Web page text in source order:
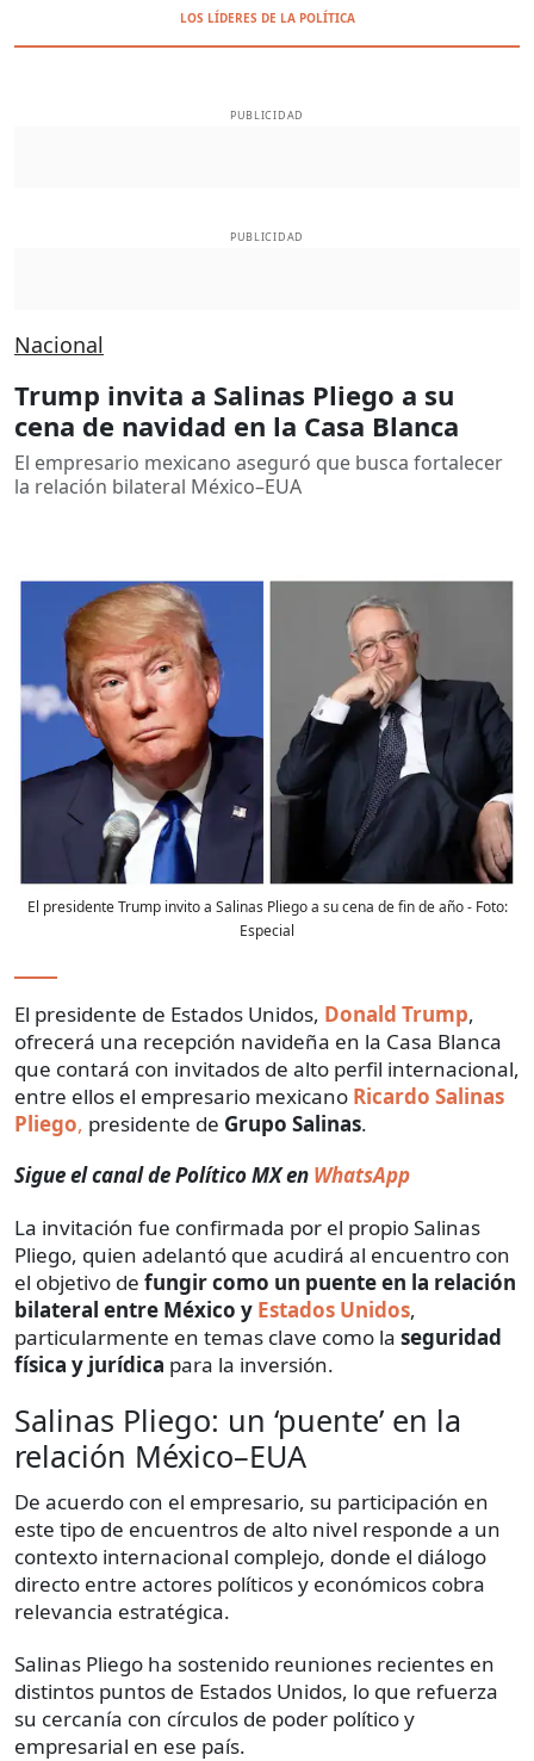
LOS LÍDERES DE LA POLÍTICA
PUBLICIDAD
PUBLICIDAD
Nacional
Trump invita a Salinas Pliego a su
cena de navidad en la Casa Blanca
El empresario mexicano aseguró que busca fortalecer
la relación bilateral México–EUA
El presidente Trump invito a Salinas Pliego a su cena de fin de año- Foto:
Especial
El presidente de Estados Unidos, Donald Trump,
ofrecerá una recepción navideña en la Casa Blanca
que contará con invitados de alto perfil internacional,
entre ellos el empresario mexicano Ricardo Salinas
Pliego, presidente de Grupo Salinas.
Sigue el canal de Político MX en WhatsApp
La invitación fue confirmada por el propio Salinas
Pliego, quien adelantó que acudirá al encuentro con
el objetivo de fungir como un puente en la relación
bilateral entre México y Estados Unidos,
particularmente en temas clave como la seguridad
física y jurídica para la inversión.
Salinas Pliego: un ‘puente’ en la
relación México–EUA
De acuerdo con el empresario, su participación en
este tipo de encuentros de alto nivel responde a un
contexto internacional complejo, donde el diálogo
directo entre actores políticos y económicos cobra
relevancia estratégica.
Salinas Pliego ha sostenido reuniones recientes en
distintos puntos de Estados Unidos, lo que refuerza
su cercanía con círculos de poder político y
empresarial en ese país.